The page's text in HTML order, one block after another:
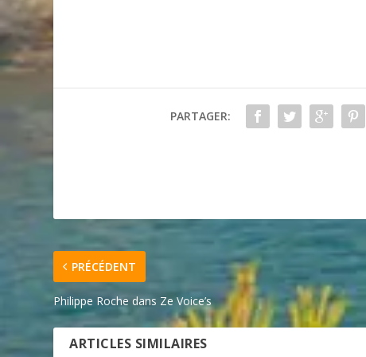
PARTAGER:
PRÉCÉDENT
Philippe Roche dans Ze Voice’s
ARTICLES SIMILAIRES